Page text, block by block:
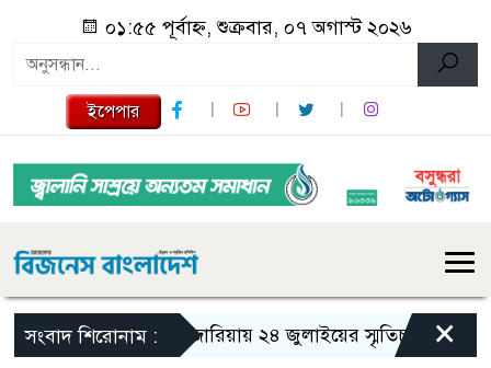
০১:৫৫ পূর্বাহ্ন, শুক্রবার, ০৭ অগাস্ট ২০২৬
ইপেপার
সংবাদ শিরোনাম :গজারিয়ায় ২৪ জুলাইয়ের স্মৃতিচারণ: গুমের
×